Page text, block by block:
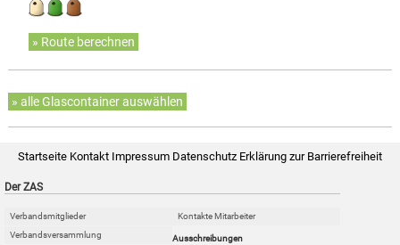
» Route berechnen
» alle Glascontainer auswählen
Startseite Kontakt Impressum Datenschutz Erklärung zur Barrierefreiheit
Der ZAS
Verbandsmitglieder
Verbandsversammlung
Kontakte Mitarbeiter
Ausschreibungen